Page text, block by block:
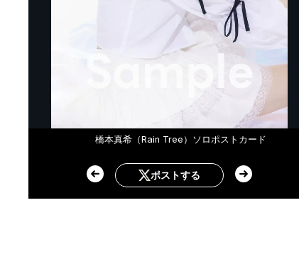
橋本真希（Rain Tree）ソロポストカード
ポストする